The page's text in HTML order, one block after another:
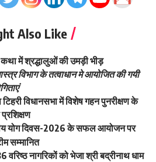
Also Like
में श्रद्धालुओं की उमड़ी भीड़
विभाग के तत्वाधान मे आयोजित की गयी
विधानसभा में विशेष गहन पुनरीक्षण के
योग दिवस-2026 के सफल आयोजन पर
सम्मानित
वरिष्ठ नागरिकों को भेजा श्री बद्रीनाथ धाम